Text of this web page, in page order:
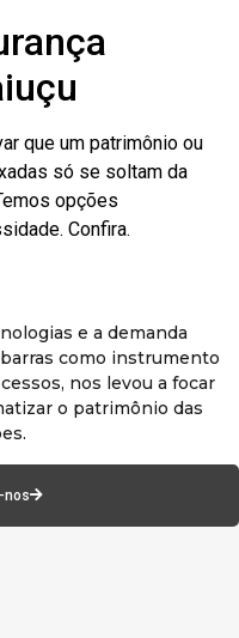
que um patrimônio ou
só se soltam da
opções
Confira.
e a demanda
como instrumento
nos levou a focar
o patrimônio das
nos